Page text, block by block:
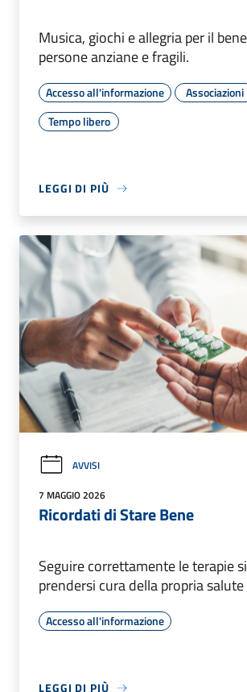
Musica, giochi e allegria per il
persone anziane e fragili.
Accesso all'informazione
Associazioni
Tempo libero
LEGGI DI PIÙ
AVVISI
7 MAGGIO 2026
Ricordati di Stare Bene
Seguire correttamente le terapie
prendersi cura della propria
Accesso all'informazione
LEGGI DI PIÙ